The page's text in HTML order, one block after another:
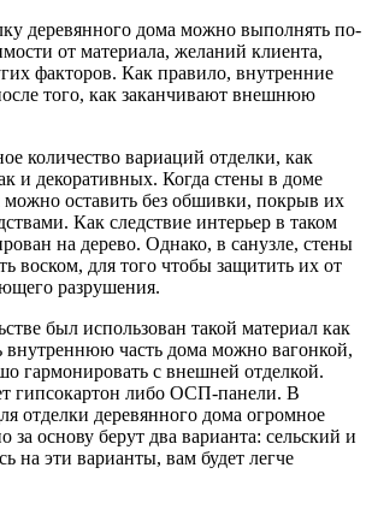
деревянного дома можно выполнять по-
от материала, желаний клиента,
факторов. Как правило, внутренние
того, как заканчивают внешнюю
количество вариаций отделки, как
и декоративных. Когда стены в доме
можно оставить без обшивки, покрыв их
Как следствие интерьер в таком
на дерево. Однако, в санузле, стены
воском, для того чтобы защитить их от
разрушения.
был использован такой материал как
внутреннюю часть дома можно вагонкой,
гармонировать с внешней отделкой.
гипсокартон либо ОСП-панели. В
отделки деревянного дома огромное
за основу берут два варианта: сельский и
на эти варианты, вам будет легче